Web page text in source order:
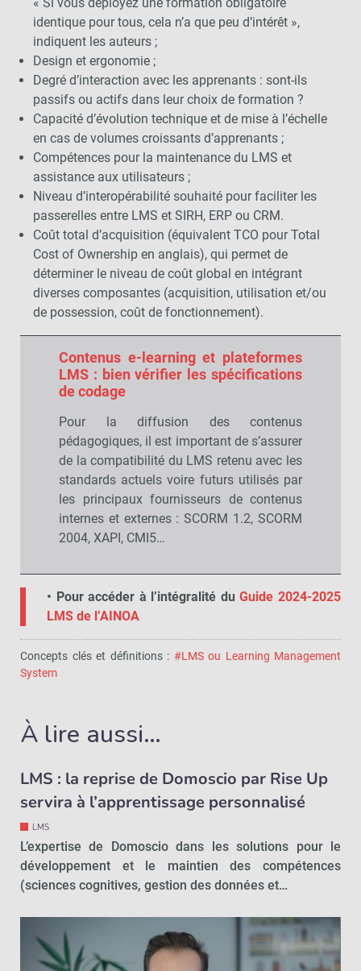
identique pour tous, cela n’a que peu d’intérêt »,
indiquent les auteurs ;
Design et ergonomie ;
Degré d’interaction avec les apprenants : sont-ils
passifs ou actifs dans leur choix de formation ?
Capacité d’évolution technique et de mise à l’échelle
en cas de volumes croissants d’apprenants ;
Compétences pour la maintenance du LMS et
assistance aux utilisateurs ;
Niveau d’interopérabilité souhaité pour faciliter les
passerelles entre LMS et SIRH, ERP ou CRM.
Coût total d’acquisition (équivalent TCO pour Total
Cost of Ownership en anglais), qui permet de
déterminer le niveau de coût global en intégrant
diverses composantes (acquisition, utilisation et/ou
de possession, coût de fonctionnement).
Contenus e-learning et plateformes
LMS : bien vérifier les spécifications
de codage
Pour la diffusion des contenus
pédagogiques, il est important de s’assurer
de la compatibilité du LMS retenu avec les
standards actuels voire futurs utilisés par
les principaux fournisseurs de contenus
internes et externes : SCORM 1.2, SCORM
2004, XAPI, CMI5…
• Pour accéder à l’intégralité duGuide 2024-2025
LMS de l’AINOA
Concepts clés et définitions : #LMS ou Learning Management
System
À lire aussi…
LMS : la reprise de Domoscio par Rise Up
servira à l’apprentissage personnalisé
LMS
L’expertise de Domoscio dans les solutions pour le
développement et le maintien des compétences
(sciences cognitives, gestion des données et…